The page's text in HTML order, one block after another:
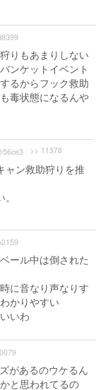
りもあまりしない
ンケットイベント
るからフック救助
毒状態になるんや
>> 11378
ャン救助狩りを推
ール中は倒された
に音なり声なりす
かりやすい
いわ
があるのウケるん
と思われてるの